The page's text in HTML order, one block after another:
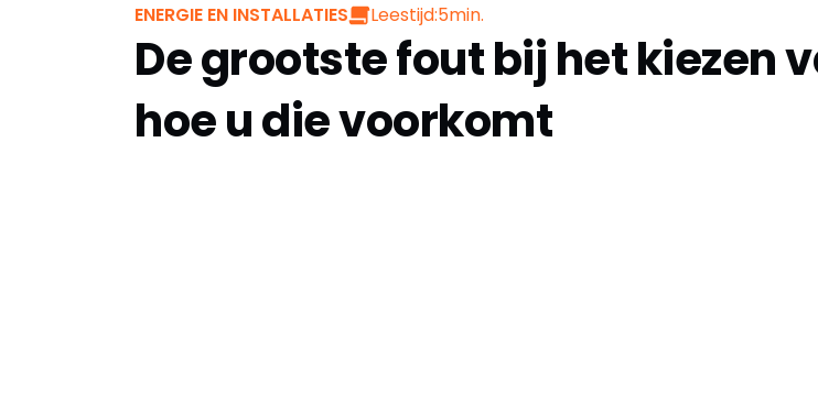
ENERGIE EN INSTALLATIES Leestijd:5min.
De grootste fout bij het kiezen
hoe u die voorkomt